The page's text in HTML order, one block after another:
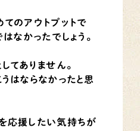
のアウトプットで
なかったでしょう。
てありません。
はならなかったと思
応援したい気持ちが